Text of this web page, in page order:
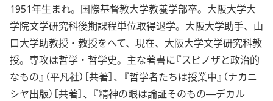
1951年生まれ。国際基督教大学教養学部卒。大阪大学大
学院文学研究科後期課程単位取得退学。大阪大学助手、山
口大学助教授・教授をへて、現在、大阪大学文学研究科教
授。専攻は哲学・哲学史。主な著書に『スピノザと政治的
なもの』（平凡社）［共著］、『哲学者たちは授業中』（ナカニ
シヤ出版）［共著］、『精神の眼は論証そのもの―デカル